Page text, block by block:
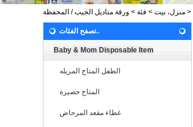
منزل، بيت > فئة > ورقة مناديل الجيب / المحفظة >
تصفح الفئات..
Baby & Mom Disposable Item
الطفل المتاح المريله
المتاح حصيرة
غطاء مقعد المرحاض